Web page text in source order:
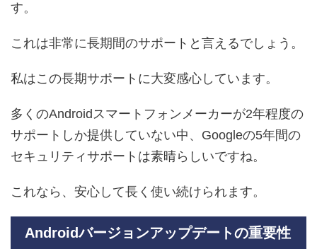
す。
これは非常に長期間のサポートと言えるでしょう。
私はこの長期サポートに大変感心しています。
多くのAndroidスマートフォンメーカーが2年程度の
サポートしか提供していない中、Googleの5年間の
セキュリティサポートは素晴らしいですね。
これなら、安心して長く使い続けられます。
Androidバージョンアップデートの重要性